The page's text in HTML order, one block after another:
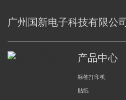
广州国新电子科技有限公司
产品中心
标签打印机
贴纸